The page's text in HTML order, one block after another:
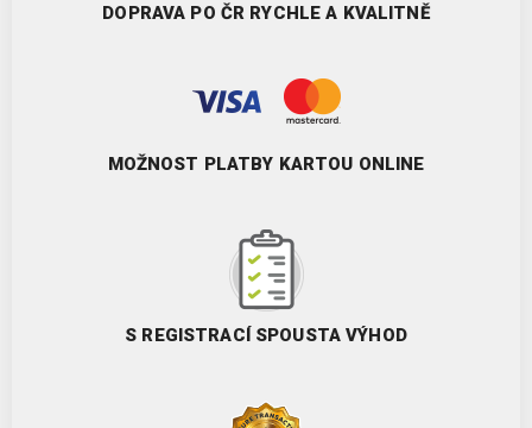
DOPRAVA PO ČR RYCHLE A KVALITNĚ
MOŽNOST PLATBY KARTOU ONLINE
S REGISTRACÍ SPOUSTA VÝHOD